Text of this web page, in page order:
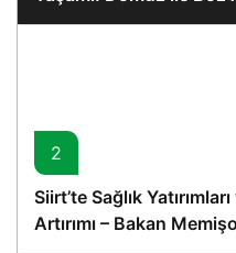
2
Siirt’te Sağlık
Artırımı – Bakan